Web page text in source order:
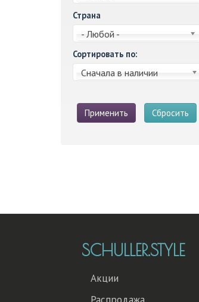
Страна
- Любой -
Сортировать по:
Сначала в наличии
Применить Сбросить
SCHULLER.STYLE
Акции